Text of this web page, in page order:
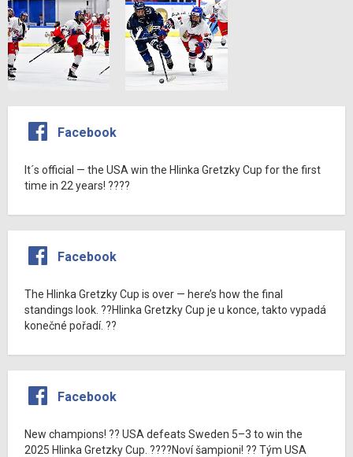
Facebook
It´s official — the USA win the Hlinka Gretzky Cup for the first
time in 22 years! ????
Facebook
The Hlinka Gretzky Cup is over — here’s how the final
standings look. ??Hlinka Gretzky Cup je u konce, takto vypadá
konečné pořadí. ??
Facebook
New champions! ?? USA defeats Sweden 5–3 to win the
2025 Hlinka Gretzky Cup. ????Noví šampioni! ?? Tým USA